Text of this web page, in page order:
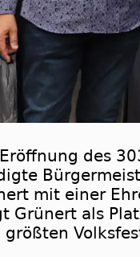
des
mit einer
Grünert als
größten